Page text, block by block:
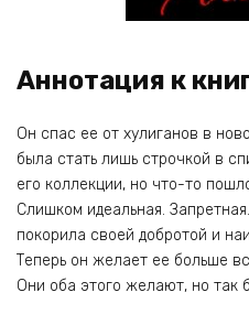
Аннотация к
Он спас ее от хулиганов в
была стать лишь строчкой в
его коллекции, но что-то
Слишком идеальная.
покорила своей добротой и
Теперь он желает ее больше
Они оба этого желают, но так